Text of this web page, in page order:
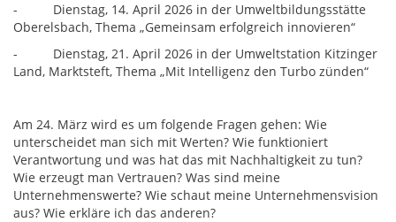
- Dienstag, 14. April 2026 in der Umweltbildungsstätte
Oberelsbach, Thema „Gemeinsam erfolgreich innovieren“
- Dienstag, 21. April 2026 in der Umweltstation Kitzinger
Land, Marktsteft, Thema „Mit Intelligenz den Turbo zünden“
Am 24. März wird es um folgende Fragen gehen: Wie
unterscheidet man sich mit Werten? Wie funktioniert
Verantwortung und was hat das mit Nachhaltigkeit zu tun?
Wie erzeugt man Vertrauen? Was sind meine
Unternehmenswerte? Wie schaut meine Unternehmensvision
aus? Wie erkläre ich das anderen?